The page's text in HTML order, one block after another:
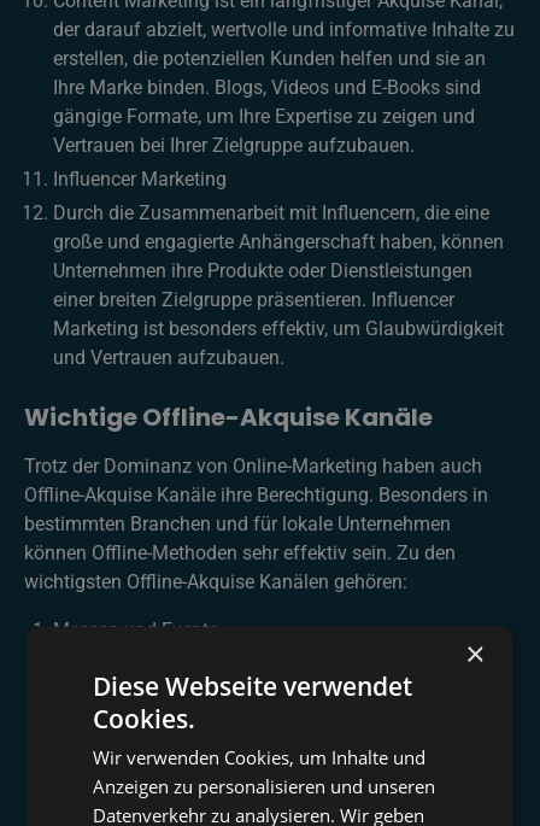
der darauf abzielt, wertvolle und informative Inhalte zu
erstellen, die potenziellen Kunden helfen und sie an
Ihre Marke binden. Blogs, Videos und E-Books sind
gängige Formate, um Ihre Expertise zu zeigen und
Vertrauen bei Ihrer Zielgruppe aufzubauen.
Influencer Marketing
Durch die Zusammenarbeit mit Influencern, die eine
große und engagierte Anhängerschaft haben, können
Unternehmen ihre Produkte oder Dienstleistungen
einer breiten Zielgruppe präsentieren. Influencer
Marketing ist besonders effektiv, um Glaubwürdigkeit
und Vertrauen aufzubauen.
Wichtige Offline-Akquise Kanäle
Trotz der Dominanz von Online-Marketing haben auch
Offline-Akquise Kanäle ihre Berechtigung. Besonders in
bestimmten Branchen und für lokale Unternehmen
können Offline-Methoden sehr effektiv sein. Zu den
wichtigsten Offline-Akquise Kanälen gehören:
Messen und Events
Die Teilnahme an Fachmessen oder Events bietet eine
hervorragende Gelegenheit, direkt mit potenziellen
Kunden zu sprechen und Ihr Angebot vor Ort zu
präsentieren. Messen bieten nicht nur die Möglichkeit
zur Neukundengewinnung, sondern auch zur Pflege
bestehender Kundenbeziehungen.
×
Diese Webseite verwendet
Cookies.
Wir verwenden Cookies, um Inhalte und
Anzeigen zu personalisieren und unseren
Datenverkehr zu analysieren. Wir geben